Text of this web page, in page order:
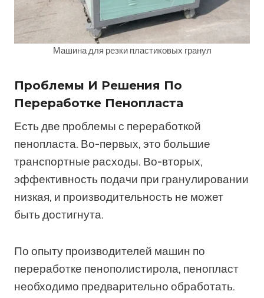
Машина для резки пластиковых гранул
Проблемы И Решения По
Переработке Пенопласта
Есть две проблемы с переработкой
пенопласта. Во-первых, это большие
транспортные расходы. Во-вторых,
эффективность подачи при гранулировании
низкая, и производительность не может
быть достигнута.
По опыту производителей машин по
переработке пенополистирола, пенопласт
необходимо предварительно обработать.